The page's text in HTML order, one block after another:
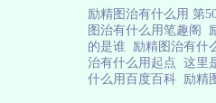
励精图治有什么用 第
图治有什么用笔趣阁
的是谁 励精图治有什
治有什么用起点 这里
什么用百度百科 励精